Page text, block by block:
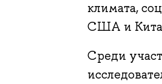
климата,
США и
Среди